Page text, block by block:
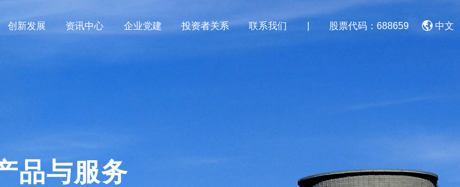
创新发展 资讯中心 企业党建 投资者关系 联系我们 股票代码：688659 中文
品与服务